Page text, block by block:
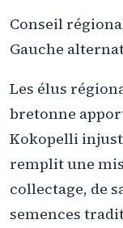
Conseil
Gauche
Les élus
bretonne
Kokopelli
remplit une
collectage, de
semences